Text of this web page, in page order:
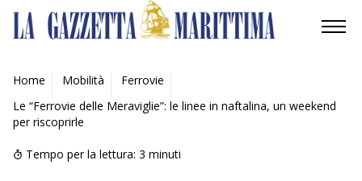
AMBIENTE
MOBILITÀ
INDUSTRIA
Home Mobilità
Ferrovie
Le “Ferrovie delle Meraviglie”: le linee in naftalina, un weekend
per riscoprirle
Tempo per la lettura: 3 minuti